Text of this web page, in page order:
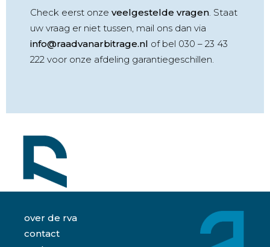
Check eerst onze veelgestelde vragen. Staat
uw vraag er niet tussen, mail ons dan via
info@raadvanarbitrage.nl of bel 030 – 23 43
222 voor onze afdeling garantiegeschillen.
over de rva
contact